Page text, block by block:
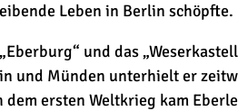
Leben in Berlin schöpfte.
und das
und Münden unterhielt er
dem ersten Weltkrieg kam